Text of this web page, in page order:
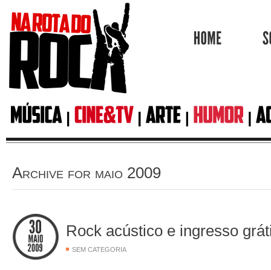
Archive for maio 2009
Rock acústico e ingresso
SEM CATEGORIA